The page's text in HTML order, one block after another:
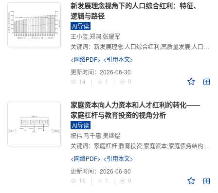
新发展理念视角下的人口综合红利：特征、
逻辑与路径
AI导读
王小玺,郑澜,张耀军
关键词： 新发展理念;人口综合红利;高质量发展;人口政策;中国式现代化
<网络PDF> <引用本文>
更新时间： 2026-06-30
14
| 1 | 0
家庭资本向人力资本和人才红利的转化——
家庭杠杆与教育投资的视角分析
AI导读
祝伟,马千惠,吴继煜
关键词： 家庭杠杆;教育投资;家庭资本;家庭债务结构;CHFS
<网络PDF> <引用本文>
更新时间： 2026-06-30
16
| 1 | 0